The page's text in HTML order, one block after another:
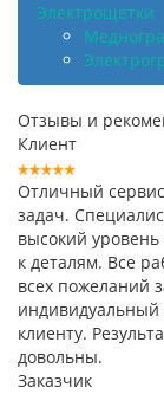
Электрощетки
Отзывы и
Клиент
Отличный
задач.
высокий
к деталям. Все
всех пожеланий
индивидуальный
клиенту.
довольны.
Заказчик